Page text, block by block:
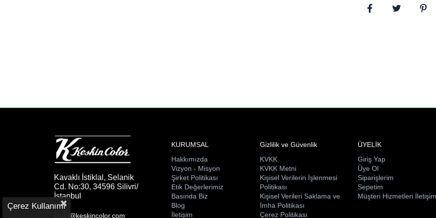
Kavaklı İstiklal, Selanik
Cd. No:30, 34596 Silivri/
İstanbul
shop@keskincolor.com
KURUMSAL
Hakkımızda
Vizyon - Misyon
Şirket Politikası
Etik Değerlerimiz
Basında Biz
Blog
İletişim
Gizlilik ve Güvenlik
KVKK
KVKK Metni
Kişisel Verilerin İşlenmesi
Politikası
Kişisel Verileri Saklama ve
İmha Politikası
Çerez Politikası
ÜYELİK
Giriş Yap
Üye Ol
Siparişlerim
Sepetim
Müşteri Hizmetleri İletişim
Çerez Kullanımı